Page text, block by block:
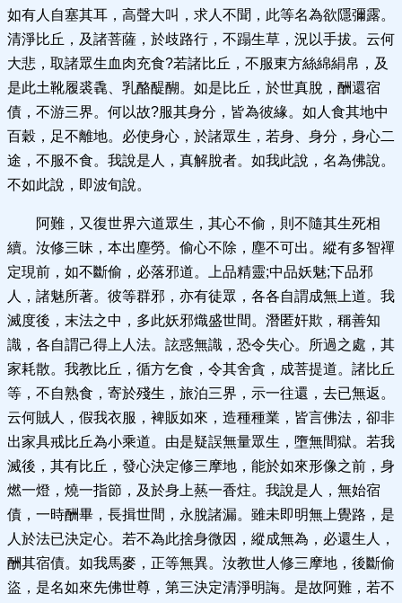
如有人自塞其耳，高聲大叫，求人不聞，此等名為欲隱彌露。
清淨比丘，及諸菩薩，於歧路行，不蹋生草，況以手拔。云何
大悲，取諸眾生血肉充食?若諸比丘，不服東方絲綿絹帛，及
是此土靴履裘毳、乳酪醍醐。如是比丘，於世真脫，酬還宿
債，不游三界。何以故?服其身分，皆為彼緣。如人食其地中
百穀，足不離地。必使身心，於諸眾生，若身、身分，身心二
途，不服不食。我說是人，真解脫者。如我此說，名為佛說。
不如此說，即波旬說。
阿難，又復世界六道眾生，其心不偷，則不隨其生死相
續。汝修三昧，本出塵勞。偷心不除，塵不可出。縱有多智禪
定現前，如不斷偷，必落邪道。上品精靈;中品妖魅;下品邪
人，諸魅所著。彼等群邪，亦有徒眾，各各自謂成無上道。我
滅度後，末法之中，多此妖邪熾盛世間。潛匿奸欺，稱善知
識，各自謂己得上人法。詃惑無識，恐令失心。所過之處，其
家耗散。我教比丘，循方乞食，令其舍貪，成菩提道。諸比丘
等，不自熟食，寄於殘生，旅泊三界，示一往還，去已無返。
云何賊人，假我衣服，裨販如來，造種種業，皆言佛法，卻非
出家具戒比丘為小乘道。由是疑誤無量眾生，墮無間獄。若我
滅後，其有比丘，發心決定修三摩地，能於如來形像之前，身
燃一燈，燒一指節，及於身上爇一香炷。我說是人，無始宿
債，一時酬畢，長揖世間，永脫諸漏。雖未即明無上覺路，是
人於法已決定心。若不為此捨身微因，縱成無為，必還生人，
酬其宿債。如我馬麥，正等無異。汝教世人修三摩地，後斷偷
盜，是名如來先佛世尊，第三決定清淨明誨。是故阿難，若不